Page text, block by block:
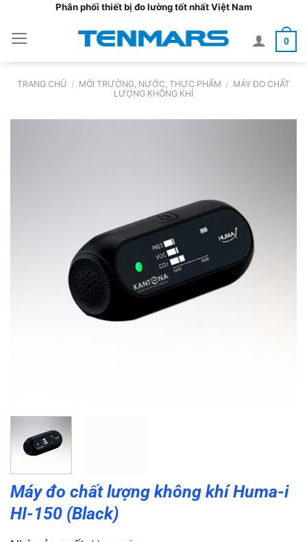
nội
dung
Phân phối thiết bị đo lường tốt nhất Việt Nam
0
TRANG CHỦ / MÔI TRƯỜNG, NƯỚC, THỰC PHẨM / MÁY ĐO CHẤT
LƯỢNG KHÔNG KHÍ
Máy đo chất lượng không khí Huma-i
HI-150 (Black)